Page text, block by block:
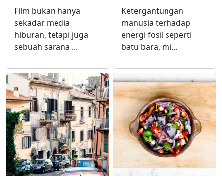
Film bukan hanya
sekadar media
hiburan, tetapi juga
sebuah sarana ...
Ketergantungan
manusia terhadap
energi fosil seperti
batu bara, mi...